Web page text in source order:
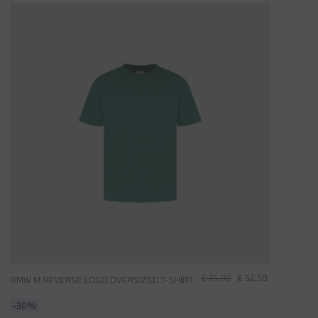
€ 75,00 € 52,50
BMW M REVERSE LOGO OVERSIZED T-SHIRT
-30%